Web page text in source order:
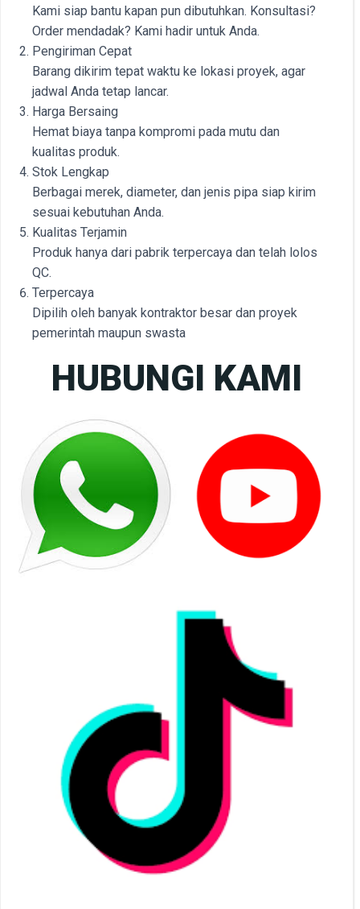
Kami siap bantu kapan pun dibutuhkan. Konsultasi?
Order mendadak? Kami hadir untuk Anda.
Pengiriman Cepat
Barang dikirim tepat waktu ke lokasi proyek, agar
jadwal Anda tetap lancar.
Harga Bersaing
Hemat biaya tanpa kompromi pada mutu dan
kualitas produk.
Stok Lengkap
Berbagai merek, diameter, dan jenis pipa siap kirim
sesuai kebutuhan Anda.
Kualitas Terjamin
Produk hanya dari pabrik terpercaya dan telah lolos
QC.
Terpercaya
Dipilih oleh banyak kontraktor besar dan proyek
pemerintah maupun swasta
HUBUNGI KAMI